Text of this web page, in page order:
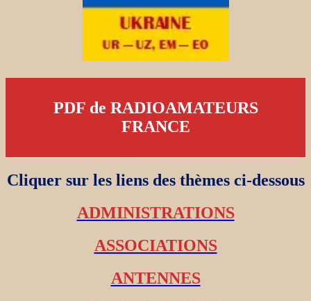
PDF de RADIOAMATEURS
FRANCE
Cliquer sur les liens des thèmes ci-dessous
ADMINISTRATIONS
ASSOCIATIONS
ANTENNES